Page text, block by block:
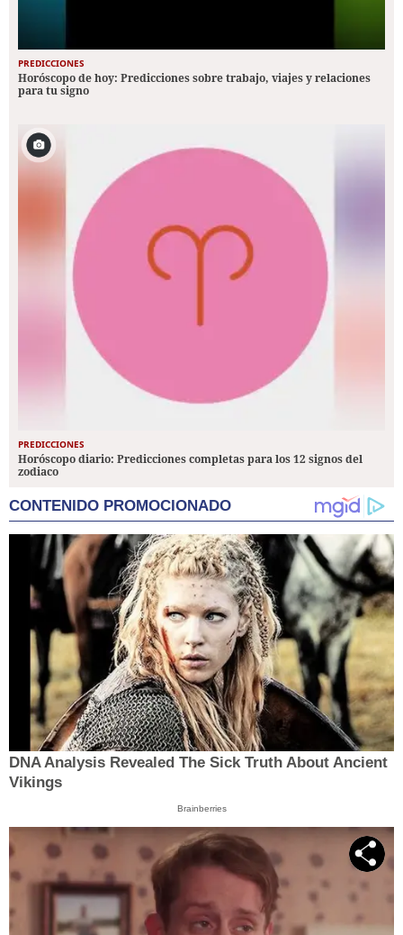
PREDICCIONES
Horóscopo de hoy: Predicciones sobre trabajo, viajes y relaciones
para tu signo
PREDICCIONES
Horóscopo diario: Predicciones completas para los 12 signos del
zodiaco
CONTENIDO PROMOCIONADO
DNA Analysis Revealed The Sick Truth About Ancient
Vikings
Brainberries